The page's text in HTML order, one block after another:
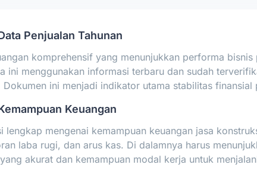
Penjualan Tahunan
komprehensif yang menunjukkan performa bisnis
ini menggunakan informasi terbaru dan sudah
Dokumen ini menjadi indikator utama stabilitas finansial
Keuangan
lengkap mengenai kemampuan keuangan jasa
laba rugi, dan arus kas. Di dalamnya harus
akurat dan kemampuan modal kerja untuk